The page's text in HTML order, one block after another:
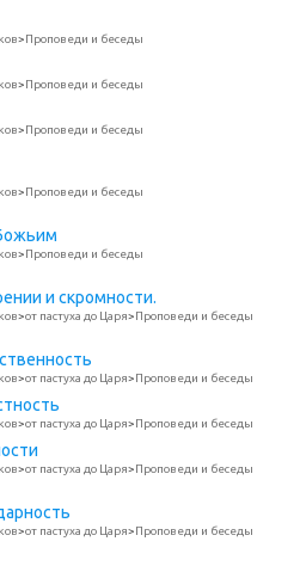
>Проповеди и беседы
>Проповеди и беседы
>Проповеди и беседы
>Проповеди и беседы
>Проповеди и беседы
и скромности.
>от пастуха до Царя>Проповеди и беседы
>от пастуха до Царя>Проповеди и беседы
>от пастуха до Царя>Проповеди и беседы
>от пастуха до Царя>Проповеди и беседы
>от пастуха до Царя>Проповеди и беседы